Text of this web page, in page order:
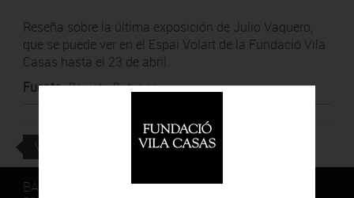
Reseña sobre la última exposición de Julio Vaquero,
que se puede ver en el Espai Volart de la Fundació Vila
Casas hasta el 23 de abril.
Fuente:Revista Butxaca
VOLVER
BARCELONA